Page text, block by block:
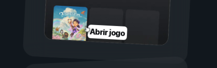
Abrir jogo